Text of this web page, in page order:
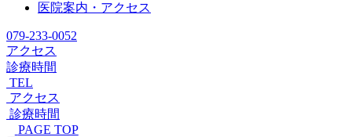
医院案内・アクセス
079-233-0052
アクセス
診療時間
TEL
アクセス
診療時間
PAGE TOP